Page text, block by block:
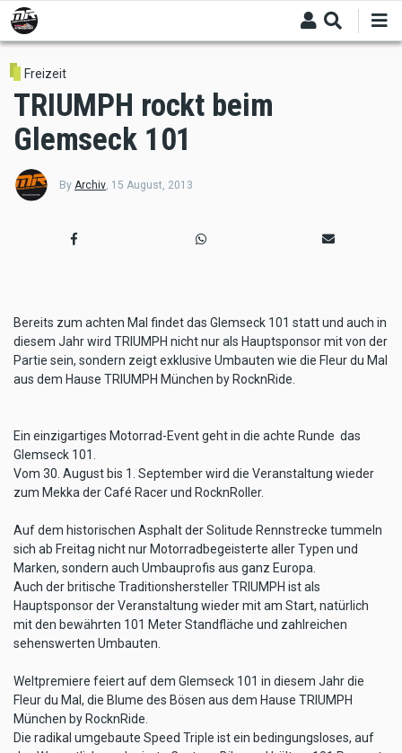
Skip
to
main
content
Freizeit
TRIUMPH rockt beim
Glemseck 101
By Archiv, 15 August, 2013
Bereits zum achten Mal findet das Glemseck 101 statt und auch in
diesem Jahr wird TRIUMPH nicht nur als Hauptsponsor mit von der
Partie sein, sondern zeigt exklusive Umbauten wie die Fleur du Mal
aus dem Hause TRIUMPH München by RocknRide.
Ein einzigartiges Motorrad-Event geht in die achte Runde  das
Glemseck 101.
Vom 30. August bis 1. September wird die Veranstaltung wieder
zum Mekka der Café Racer und RocknRoller.
Auf dem historischen Asphalt der Solitude Rennstrecke tummeln
sich ab Freitag nicht nur Motorradbegeisterte aller Typen und
Marken, sondern auch Umbauprofis aus ganz Europa.
Auch der britische Traditionshersteller TRIUMPH ist als
Hauptsponsor der Veranstaltung wieder mit am Start, natürlich
mit den bewährten 101 Meter Standfläche und zahlreichen
sehenswerten Umbauten.
Weltpremiere feiert auf dem Glemseck 101 in diesem Jahr die
Fleur du Mal, die Blume des Bösen aus dem Hause TRIUMPH
München by RocknRide.
Die radikal umgebaute Speed Triple ist ein bedingungsloses, auf